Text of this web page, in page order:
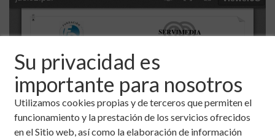
Su privacidad es
importante para nosotros
Utilizamos cookies propias y de terceros que permiten el
funcionamiento y la prestación de los servicios ofrecidos
en el Sitio web, así como la elaboración de información